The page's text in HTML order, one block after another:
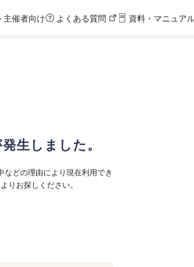
主催者向け よくある質問 資料・マニュア
生しました。
どの理由により現在利用でき
りお探しください。